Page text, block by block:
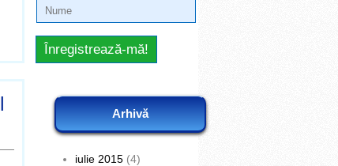
Arhivă
iulie 2015 (4)